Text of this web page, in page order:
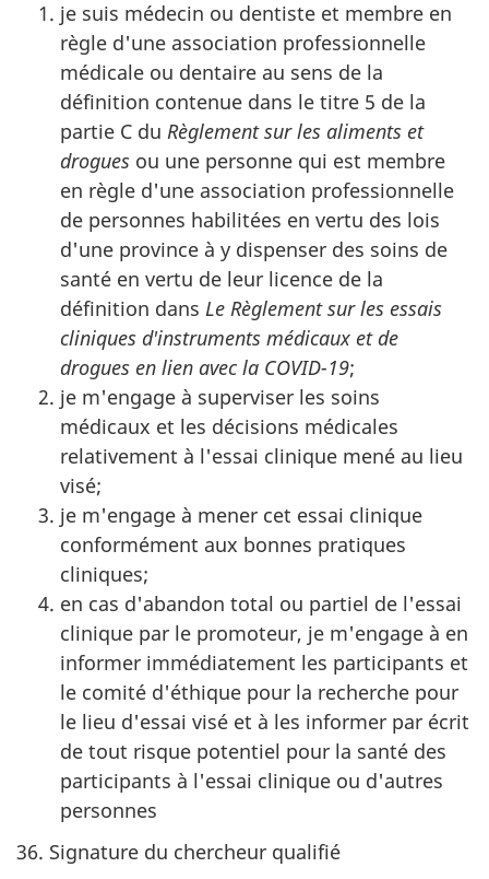
je suis médecin ou dentiste et membre en
règle d'une association professionnelle
médicale ou dentaire au sens de la
définition contenue dans le titre 5 de la
partie C du Règlement sur les aliments et
drogues ou une personne qui est membre
en règle d'une association professionnelle
de personnes habilitées en vertu des lois
d'une province à y dispenser des soins de
santé en vertu de leur licence de la
définition dans Le Règlement sur les essais
cliniques d'instruments médicaux et de
drogues en lien avec la COVID-19;
je m'engage à superviser les soins
médicaux et les décisions médicales
relativement à l'essai clinique mené au lieu
visé;
je m'engage à mener cet essai clinique
conformément aux bonnes pratiques
cliniques;
en cas d'abandon total ou partiel de l'essai
clinique par le promoteur, je m'engage à en
informer immédiatement les participants et
le comité d'éthique pour la recherche pour
le lieu d'essai visé et à les informer par écrit
de tout risque potentiel pour la santé des
participants à l'essai clinique ou d'autres
personnes
36. Signature du chercheur qualifié